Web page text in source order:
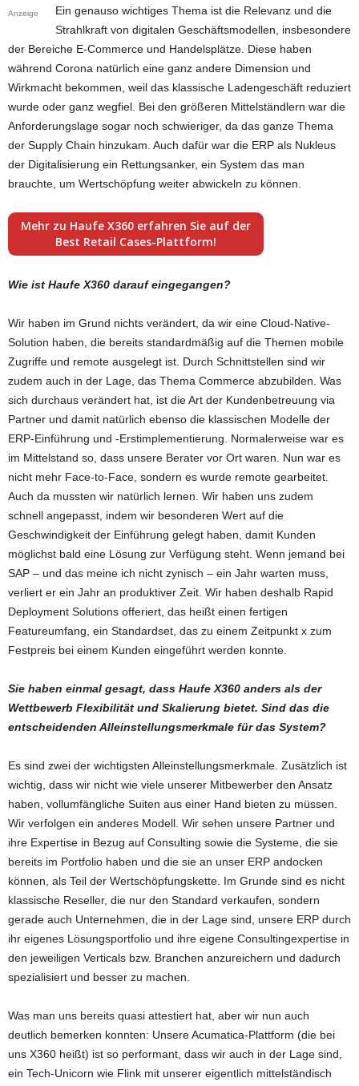
Anzeige
Ein genauso wichtiges Thema ist die Relevanz und die
Strahlkraft von digitalen Geschäftsmodellen, insbesondere
der Bereiche E-Commerce und Handelsplätze. Diese haben
während Corona natürlich eine ganz andere Dimension und
Wirkmacht bekommen, weil das klassische Ladengeschäft reduziert
wurde oder ganz wegfiel. Bei den größeren Mittelständlern war die
Anforderungslage sogar noch schwieriger, da das ganze Thema
der Supply Chain hinzukam. Auch dafür war die ERP als Nukleus
der Digitalisierung ein Rettungsanker, ein System das man
brauchte, um Wertschöpfung weiter abwickeln zu können.
Mehr zu Haufe X360 erfahren Sie auf der
Best Retail Cases-Plattform!
Wie ist Haufe X360 darauf eingegangen?
Wir haben im Grund nichts verändert, da wir eine Cloud-Native-
Solution haben, die bereits standardmäßig auf die Themen mobile
Zugriffe und remote ausgelegt ist. Durch Schnittstellen sind wir
zudem auch in der Lage, das Thema Commerce abzubilden. Was
sich durchaus verändert hat, ist die Art der Kundenbetreuung via
Partner und damit natürlich ebenso die klassischen Modelle der
ERP-Einführung und -Erstimplementierung. Normalerweise war es
im Mittelstand so, dass unsere Berater vor Ort waren. Nun war es
nicht mehr Face-to-Face, sondern es wurde remote gearbeitet.
Auch da mussten wir natürlich lernen. Wir haben uns zudem
schnell angepasst, indem wir besonderen Wert auf die
Geschwindigkeit der Einführung gelegt haben, damit Kunden
möglichst bald eine Lösung zur Verfügung steht. Wenn jemand bei
SAP – und das meine ich nicht zynisch – ein Jahr warten muss,
verliert er ein Jahr an produktiver Zeit. Wir haben deshalb Rapid
Deployment Solutions offeriert, das heißt einen fertigen
Featureumfang, ein Standardset, das zu einem Zeitpunkt x zum
Festpreis bei einem Kunden eingeführt werden konnte.
Sie haben einmal gesagt, dass Haufe X360 anders als der
Wettbewerb Flexibilität und Skalierung bietet. Sind das die
entscheidenden Alleinstellungsmerkmale für das System?
Es sind zwei der wichtigsten Alleinstellungsmerkmale. Zusätzlich ist
wichtig, dass wir nicht wie viele unserer Mitbewerber den Ansatz
haben, vollumfängliche Suiten aus einer Hand bieten zu müssen.
Wir verfolgen ein anderes Modell. Wir sehen unsere Partner und
ihre Expertise in Bezug auf Consulting sowie die Systeme, die sie
bereits im Portfolio haben und die sie an unser ERP andocken
können, als Teil der Wertschöpfungskette. Im Grunde sind es nicht
klassische Reseller, die nur den Standard verkaufen, sondern
gerade auch Unternehmen, die in der Lage sind, unsere ERP durch
ihr eigenes Lösungsportfolio und ihre eigene Consultingexpertise in
den jeweiligen Verticals bzw. Branchen anzureichern und dadurch
spezialisiert und besser zu machen.
Was man uns bereits quasi attestiert hat, aber wir nun auch
deutlich bemerken konnten: Unsere Acumatica-Plattform (die bei
uns X360 heißt) ist so performant, dass wir auch in der Lage sind,
ein Tech-Unicorn wie Flink mit unserer eigentlich mittelständisch